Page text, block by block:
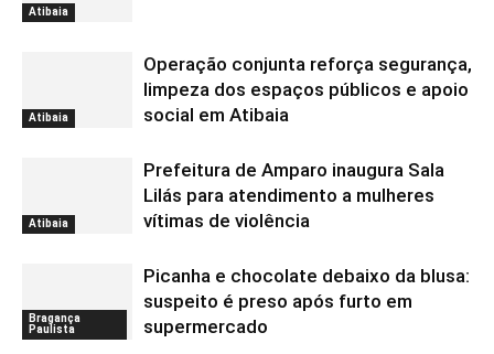
Atibaia
Atibaia
Operação conjunta reforça segurança,
limpeza dos espaços públicos e apoio
social em Atibaia
Atibaia
Prefeitura de Amparo inaugura Sala
Lilás para atendimento a mulheres
vítimas de violência
Bragança
Paulista
Picanha e chocolate debaixo da blusa:
suspeito é preso após furto em
supermercado